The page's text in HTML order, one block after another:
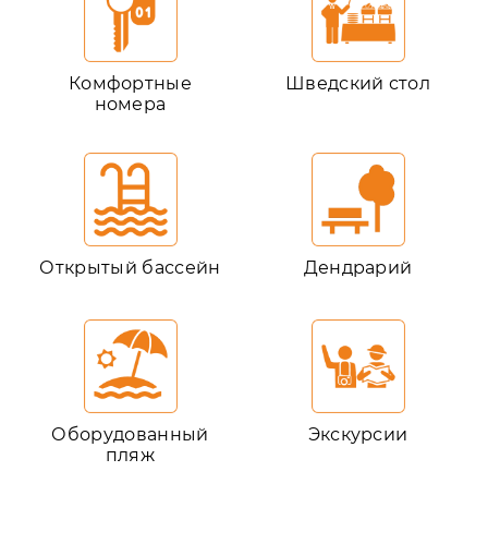
Комфортные
номера
Шведский стол
Открытый бассейн Дендрарий
Оборудованный
пляж
Экскурсии